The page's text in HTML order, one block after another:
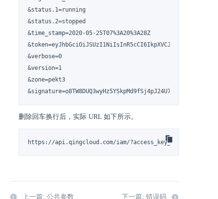
&status.1=running
&status.2=stopped
&time_stamp=2020-05-25T07%3A20%3A28Z
&verbose=0
&version=1
&zone=pekt3
删除回车换行后，实际 URL 如下所示。
https://api.qingcloud.com/iam/
上一篇: 公共参数 下一篇: 错误码